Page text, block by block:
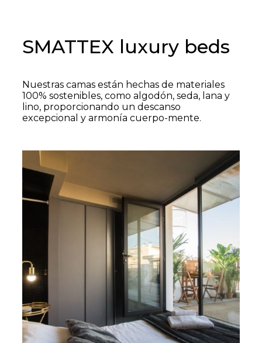
SMATTEX luxury beds
Nuestras camas están hechas de materiales
100% sostenibles, como algodón, seda, lana y
lino, proporcionando un descanso
excepcional y armonía cuerpo-mente.